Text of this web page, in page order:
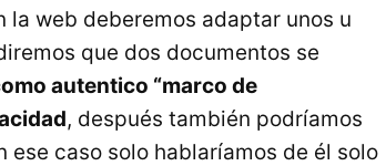
la web deberemos adaptar unos u
que dos documentos se
autentico “marco de
, después también podríamos
caso solo hablaríamos de él solo